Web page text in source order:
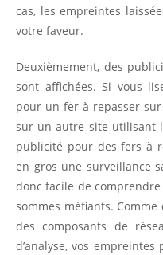
cas, les empreintes
votre faveur.
Deuxièmement, des
sont affichées. Si vous
pour un fer à repasser
sur un autre site utilisant
publicité pour des fers à
en gros une surveillance
donc facile de comprendre
sommes méfiants.
des composants de
d’analyse, vos